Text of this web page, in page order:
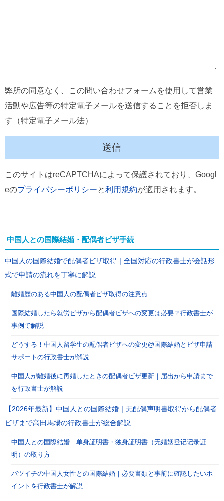
弊所の同意なく、この問い合わせフォームを使用して営業
活動や広告等の特定電子メールを送信することを拒否しま
す（特定電子メール法）
このサイトはreCAPTCHAによって保護されており、Googl
eのプライバシーポリシーと利用規約が適用されます。
中国人との国際結婚・配偶者ビザ手続
中国人の国際結婚で配偶者ビザ取得｜全国対応の行政書士が会話形
式で申請の流れを丁寧に解説
離婚歴のある中国人の配偶者ビザ取得の注意点
国際結婚したら就労ビザから配偶者ビザへの変更は必要？行政書士が
事例で解説
どうする！中国人留学生の配偶者ビザへの変更@国際結婚とビザ申請
サポートの行政書士が解説
中国人が離婚後に再婚したときの配偶者ビザ更新｜届出から申請まで
を行政書士が解説
【2026年最新】中国人との国際結婚｜无配偶声明書取得から配偶者
ビザまで高田馬場の行政書士が総合解説
中国人との国際結婚｜单身証明書・独身証明書（无婚姻登记记录証
明）の取り方
バツイチの中国人女性との国際結婚｜必要書類と事前に確認したいポ
イントを行政書士が解説